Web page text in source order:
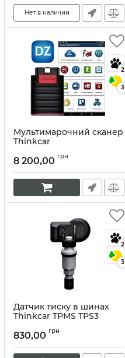
Нет в наличии
2
3
Мультимарочний сканер
Thinkcar
Артикул:10028
8 200,00 грн
2
3
Датчик тиску в шинах
Thinkcar TPMS TPS3
830,00 грн